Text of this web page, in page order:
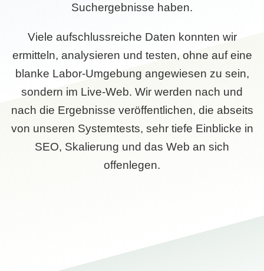
Suchergebnisse haben.
Viele aufschlussreiche Daten konnten wir
ermitteln, analysieren und testen, ohne auf eine
blanke Labor-Umgebung angewiesen zu sein,
sondern im Live-Web. Wir werden nach und
nach die Ergebnisse veröffentlichen, die abseits
von unseren Systemtests, sehr tiefe Einblicke in
SEO, Skalierung und das Web an sich
offenlegen.